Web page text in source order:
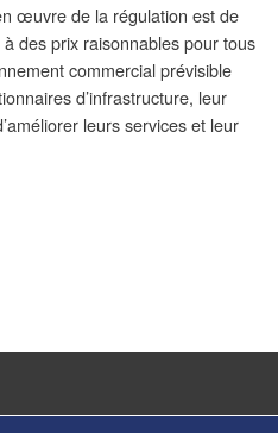
œuvre de la régulation est de
des prix raisonnables pour tous
commercial prévisible
d’infrastructure, leur
leurs services et leur